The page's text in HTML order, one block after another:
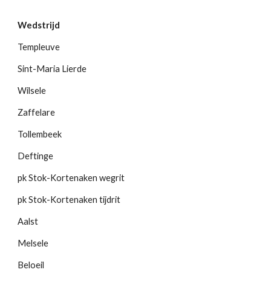
Wedstrijd
Templeuve
Sint-Maria Lierde
Wilsele
Zaffelare
Tollembeek
Deftinge
pk Stok-Kortenaken wegrit
pk Stok-Kortenaken tijdrit
Aalst
Melsele
Beloeil